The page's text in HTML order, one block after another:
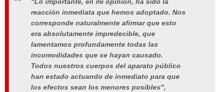
"Lo importante, en mi opinión, ha sido la
reacción inmediata que hemos adoptado. Nos
corresponde naturalmente afirmar que esto
era absolutamente impredecible, que
lamentamos profundamente todas las
incomodidades que se hayan causado.
Todos nuestros cuerpos del aparato público
han estado actuando de inmediato para que
los efectos sean los menores posibles",